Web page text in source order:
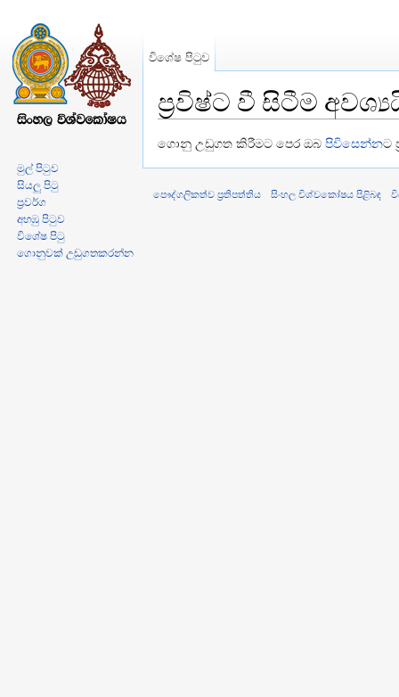
ප්‍රවිෂ්ට වී සිටීම
ගොනු උඩුගත කිරීමට පෙර ඔබ පිවිසෙන්නට
විශේෂ පිටුව
මුල් පිටුව
සියලු පිටු
ප්‍රවර්ග
අහඹු පිටුව
විශේෂ පිටු
ගොනුවක් උඩුගතකරන්න
පෞද්ගලිකත්ව ප්‍රතිපත්තිය සිංහල විශ්වකෝෂය පිළිබඳ